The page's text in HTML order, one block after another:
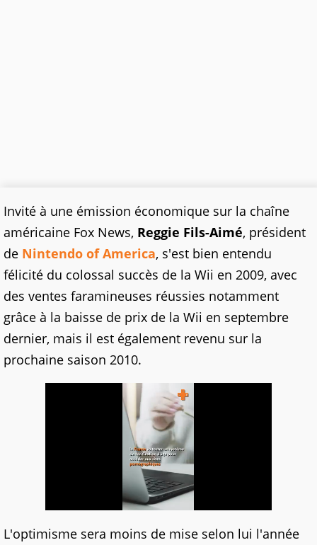
Invité à une émission économique sur la chaîne
américaine Fox News, Reggie Fils-Aimé, président
de Nintendo of America, s'est bien entendu
félicité du colossal succès de la Wii en 2009, avec
des ventes faramineuses réussies notamment
grâce à la baisse de prix de la Wii en septembre
dernier, mais il est également revenu sur la
prochaine saison 2010.
L'optimisme sera moins de mise selon lui l'année